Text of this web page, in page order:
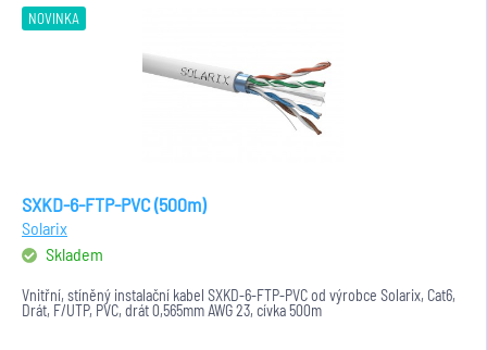
NOVINKA
SXKD-6-FTP-PVC (500m)
Solarix
Skladem
Vnitřní, stíněný instalační kabel SXKD-6-FTP-PVC od výrobce Solarix, Cat6,
Drát, F/UTP, PVC, drát 0,565mm AWG 23, cívka 500m